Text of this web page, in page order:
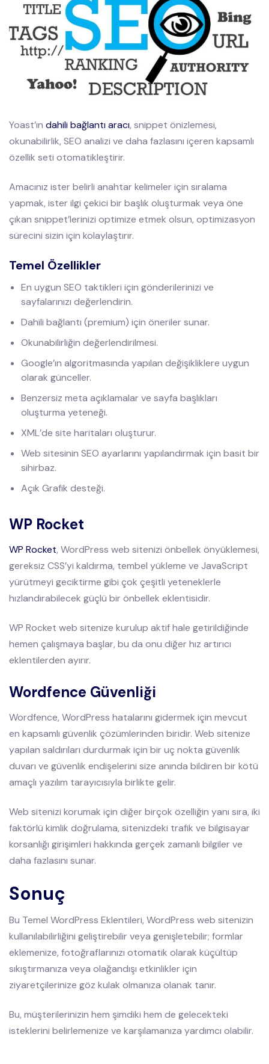
Yoast’ın dahili bağlantı aracı, snippet önizlemesi,
okunabilirlik, SEO analizi ve daha fazlasını içeren kapsamlı
özellik seti otomatikleştirir.
Amacınız ister belirli anahtar kelimeler için sıralama
yapmak, ister ilgi çekici bir başlık oluşturmak veya öne
çıkan snippet’lerinizi optimize etmek olsun, optimizasyon
sürecini sizin için kolaylaştırır.
Temel Özellikler
En uygun SEO taktikleri için gönderilerinizi ve
sayfalarınızı değerlendirin.
Dahili bağlantı (premium) için öneriler sunar.
Okunabilirliğin değerlendirilmesi.
Google’ın algoritmasında yapılan değişikliklere uygun
olarak günceller.
Benzersiz meta açıklamalar ve sayfa başlıkları
oluşturma yeteneği.
XML’de site haritaları oluşturur.
Web sitesinin SEO ayarlarını yapılandırmak için basit bir
sihirbaz.
Açık Grafik desteği.
WP Rocket
WP Rocket, WordPress web sitenizi önbellek önyüklemesi,
gereksiz CSS’yi kaldırma, tembel yükleme ve JavaScript
yürütmeyi geciktirme gibi çok çeşitli yeteneklerle
hızlandırabilecek güçlü bir önbellek eklentisidir.
WP Rocket web sitenize kurulup aktif hale getirildiğinde
hemen çalışmaya başlar, bu da onu diğer hız artırıcı
eklentilerden ayırır.
Wordfence Güvenliği
Wordfence, WordPress hatalarını gidermek için mevcut
en kapsamlı güvenlik çözümlerinden biridir. Web sitenize
yapılan saldırıları durdurmak için bir uç nokta güvenlik
duvarı ve güvenlik endişelerini size anında bildiren bir kötü
amaçlı yazılım tarayıcısıyla birlikte gelir.
Web sitenizi korumak için diğer birçok özelliğin yanı sıra, iki
faktörlü kimlik doğrulama, sitenizdeki trafik ve bilgisayar
korsanlığı girişimleri hakkında gerçek zamanlı bilgiler ve
daha fazlasını sunar.
Sonuç
Bu Temel WordPress Eklentileri, WordPress web sitenizin
kullanılabilirliğini geliştirebilir veya genişletebilir; formlar
eklemenize, fotoğraflarınızı otomatik olarak küçültüp
sıkıştırmanıza veya olağandışı etkinlikler için
ziyaretçilerinize göz kulak olmanıza olanak tanır.
Bu, müşterilerinizin hem şimdiki hem de gelecekteki
isteklerini belirlemenize ve karşılamanıza yardımcı olabilir.